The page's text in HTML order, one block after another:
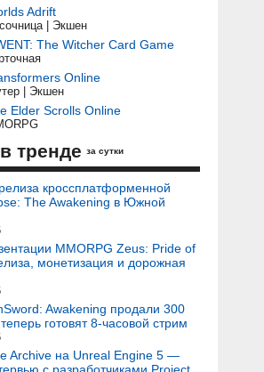
Adrift
| Экшен
The Witcher Card Game
Online
| Экшен
Elder Scrolls Online
тренде за сутки
кроссплатформенной
The Awakening в Южной
MMORPG Zeus: Pride of
монетизация и дорожная
Awakening продали 300
готовят 8-часовой стрим
Archive на Unreal Engine 5 —